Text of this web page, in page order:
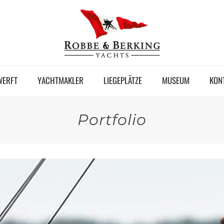
YACHTMAKLER LIEGEPLÄTZE MUSEUM
Portfolio